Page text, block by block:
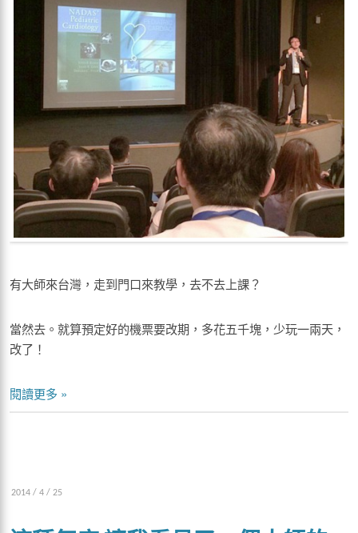
有大師來台灣，走到門口來教學，去不去上課？
當然去。就算預定好的機票要改期，多花五千塊，少玩一兩天，
改了！
閱讀更多 »
2014 / 4 / 25